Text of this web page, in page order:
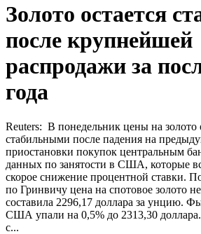
Золото остается
после крупнейшей
распродажи за
года
Reuters: В понедельник цены на золото
стабильными после падения на
приостановки покупок центральным
данных по занятости в США, которые
скорое снижение процентной ставки.
по Гринвичу цена на спотовое золото
составила 2296,17 доллара за унцию.
США упали на 0,5% до 2313,30 доллара.
с...